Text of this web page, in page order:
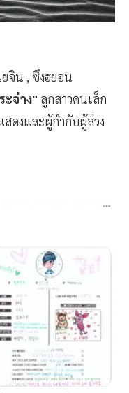
จิน , ซึงฮยอน
ะจ่าง" ลูกสาวคนเล็ก
ดงและผู้กำกับผู้ล่วง